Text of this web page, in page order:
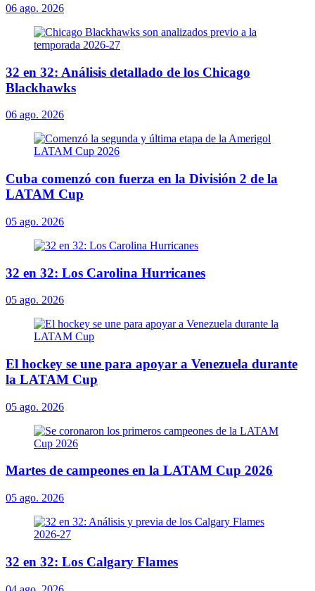
06 ago. 2026
32 en 32: Análisis detallado de los Chicago
Blackhawks
06 ago. 2026
Cuba comenzó con fuerza en la División 2 de la
LATAM Cup
05 ago. 2026
32 en 32: Los Carolina Hurricanes
05 ago. 2026
El hockey se une para apoyar a Venezuela durante
la LATAM Cup
05 ago. 2026
Martes de campeones en la LATAM Cup 2026
05 ago. 2026
32 en 32: Los Calgary Flames